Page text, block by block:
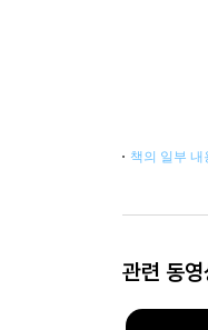
책의 일부
관련 동